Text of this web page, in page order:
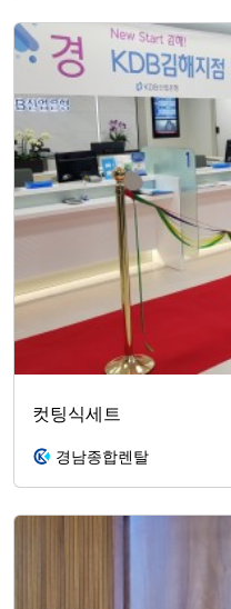
컷팅식세트
경남종합렌탈